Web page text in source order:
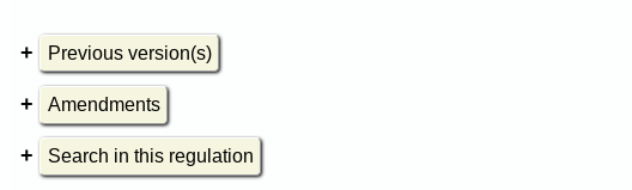
Previous version(s)
Amendments
Search in this regulation